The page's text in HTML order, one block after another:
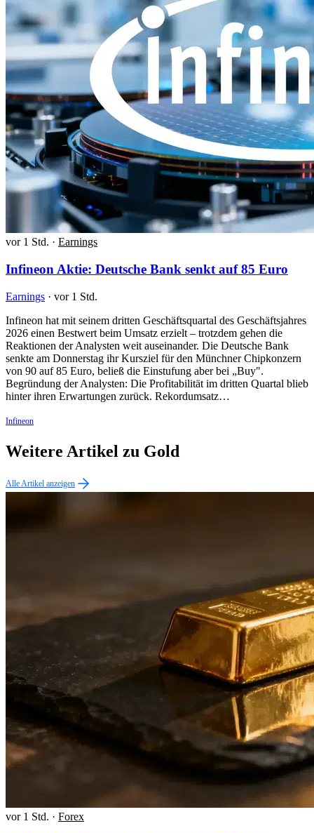
vor 1 Std. · Earnings
Infineon Aktie: Deutsche Bank senkt auf 85 Euro
Earnings · vor 1 Std.
Infineon hat mit seinem dritten Geschäftsquartal des Geschäftsjahres
2026 einen Bestwert beim Umsatz erzielt – trotzdem gehen die
Reaktionen der Analysten weit auseinander. Die Deutsche Bank
senkte am Donnerstag ihr Kursziel für den Münchner Chipkonzern
von 90 auf 85 Euro, beließ die Einstufung aber bei „Buy".
Begründung der Analysten: Die Profitabilität im dritten Quartal blieb
hinter ihren Erwartungen zurück. Rekordumsatz…
Infineon
Weitere Artikel zu Gold
Alle Artikel anzeigen
vor 1 Std. · Forex